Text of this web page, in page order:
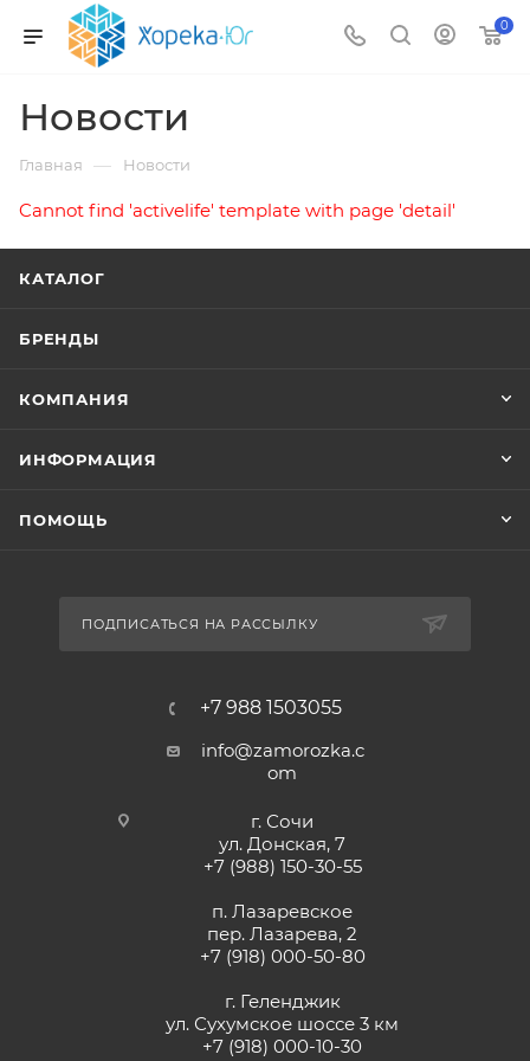
0
Новости
Главная — Новости
Cannot find 'activelife' template with page 'detail'
КАТАЛОГ
БРЕНДЫ
КОМПАНИЯ
ИНФОРМАЦИЯ
ПОМОЩЬ
ПОДПИСАТЬСЯ НА РАССЫЛКУ
+7 988 1503055
info@zamorozka.c
om
г. Сочи
ул. Донская, 7
+7 (988) 150-30-55
п. Лазаревское
пер. Лазарева, 2
+7 (918) 000-50-80
г. Геленджик
ул. Сухумское шоссе 3 км
+7 (918) 000-10-30